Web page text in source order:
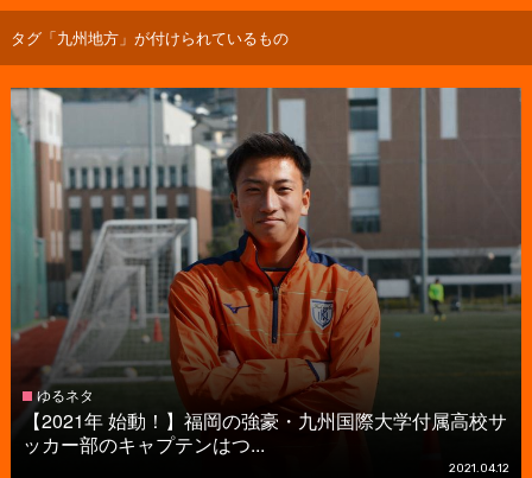
タグ「九州地方」が付けられているもの
ゆるネタ
【2021年 始動！】福岡の強豪・九州国際大学付属高校サ
ッカー部のキャプテンはつ...
2021.04.12